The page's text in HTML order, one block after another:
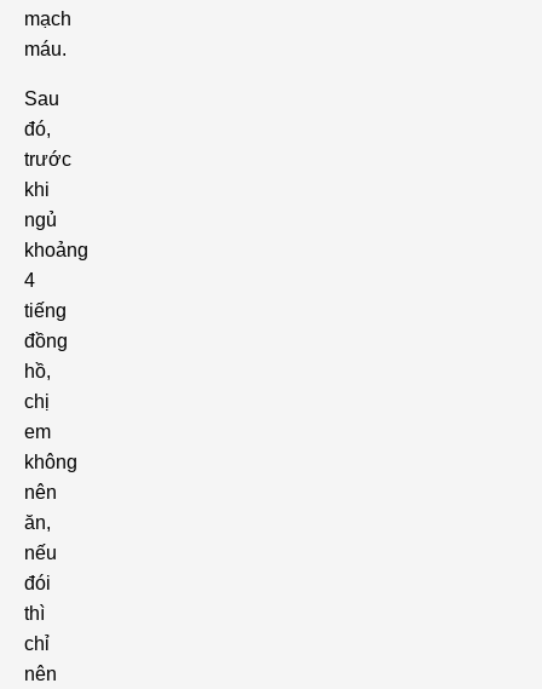
mạch
máu.
Sau
đó,
trước
khi
ngủ
khoảng
4
tiếng
đồng
hồ,
chị
em
không
nên
ăn,
nếu
đói
thì
chỉ
nên